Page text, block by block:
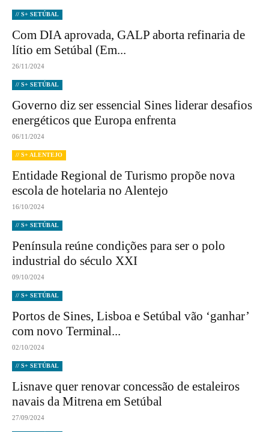
// S+ SETÚBAL
Com DIA aprovada, GALP aborta refinaria de
lítio em Setúbal (Em...
26/11/2024
// S+ SETÚBAL
Governo diz ser essencial Sines liderar desafios
energéticos que Europa enfrenta
06/11/2024
// S+ ALENTEJO
Entidade Regional de Turismo propõe nova
escola de hotelaria no Alentejo
16/10/2024
// S+ SETÚBAL
Península reúne condições para ser o polo
industrial do século XXI
09/10/2024
// S+ SETÚBAL
Portos de Sines, Lisboa e Setúbal vão ‘ganhar’
com novo Terminal...
02/10/2024
// S+ SETÚBAL
Lisnave quer renovar concessão de estaleiros
navais da Mitrena em Setúbal
27/09/2024